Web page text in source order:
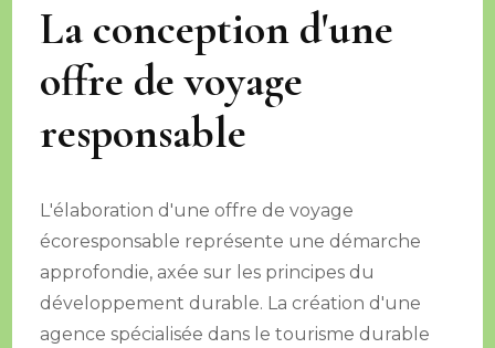
La conception d'une
offre de voyage
responsable
L'élaboration d'une offre de voyage
écoresponsable représente une démarche
approfondie, axée sur les principes du
développement durable. La création d'une
agence spécialisée dans le tourisme durable